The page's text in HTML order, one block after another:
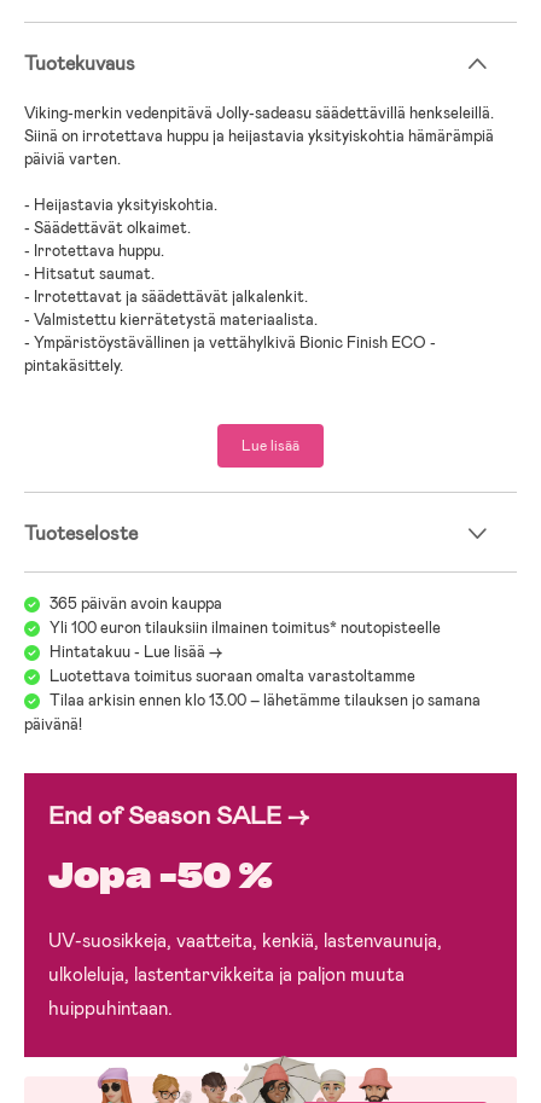
Tuotekuvaus
Viking-merkin vedenpitävä Jolly-sadeasu säädettävillä henkseleillä.
Siinä on irrotettava huppu ja heijastavia yksityiskohtia hämärämpiä
päiviä varten.
- Heijastavia yksityiskohtia.
- Säädettävät olkaimet.
- Irrotettava huppu.
- Hitsatut saumat.
- Irrotettavat ja säädettävät jalkalenkit.
- Valmistettu kierrätetystä materiaalista.
- Ympäristöystävällinen ja vettähylkivä Bionic Finish ECO -
pintakäsittely.
Lue lisää
Tuoteseloste
365 päivän avoin kauppa
Yli 100 euron tilauksiin ilmainen toimitus* noutopisteelle
Hintatakuu - Lue lisää ->
Luotettava toimitus suoraan omalta varastoltamme
Tilaa arkisin ennen klo 13.00 – lähetämme tilauksen jo samana
päivänä!
End of Season SALE →
Jopa -50 %
UV-suosikkeja, vaatteita, kenkiä, lastenvaunuja,
ulkoleluja, lastentarvikkeita ja paljon muuta
huippuhintaan.